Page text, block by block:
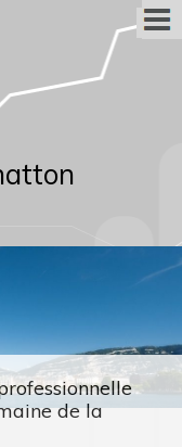
de la